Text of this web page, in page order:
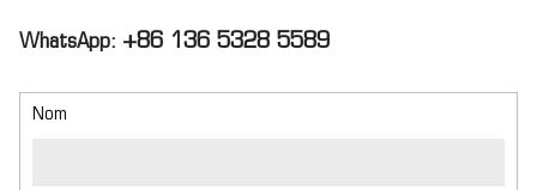
WhatsApp: +86 136 5328 5589
Nom